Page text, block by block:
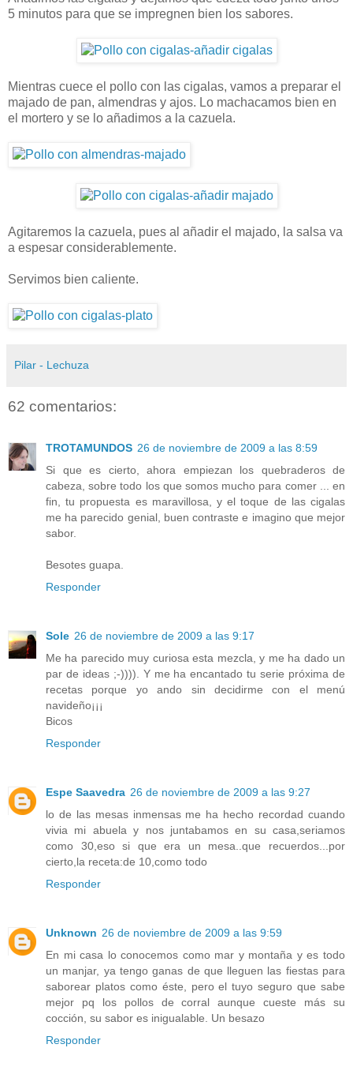
5 minutos para que se impregnen bien los sabores.
Mientras cuece el pollo con las cigalas, vamos a preparar el
majado de pan, almendras y ajos. Lo machacamos bien en
el mortero y se lo añadimos a la cazuela.
Agitaremos la cazuela, pues al añadir el majado, la salsa va
a espesar considerablemente.
Servimos bien caliente.
Pilar - Lechuza
62 comentarios:
TROTAMUNDOS 26 de noviembre de 2009 a las 8:59
Si que es cierto, ahora empiezan los quebraderos de
cabeza, sobre todo los que somos mucho para comer ... en
fin, tu propuesta es maravillosa, y el toque de las cigalas
me ha parecido genial, buen contraste e imagino que mejor
sabor.
Besotes guapa.
Responder
Sole 26 de noviembre de 2009 a las 9:17
Me ha parecido muy curiosa esta mezcla, y me ha dado un
par de ideas ;-)))). Y me ha encantado tu serie próxima de
recetas porque yo ando sin decidirme con el menú
navideño¡¡¡
Bicos
Responder
Espe Saavedra 26 de noviembre de 2009 a las 9:27
lo de las mesas inmensas me ha hecho recordad cuando
vivia mi abuela y nos juntabamos en su casa,seriamos
como 30,eso si que era un mesa..que recuerdos...por
cierto,la receta:de 10,como todo
Responder
Unknown 26 de noviembre de 2009 a las 9:59
En mi casa lo conocemos como mar y montaña y es todo
un manjar, ya tengo ganas de que lleguen las fiestas para
saborear platos como éste, pero el tuyo seguro que sabe
mejor pq los pollos de corral aunque cueste más su
cocción, su sabor es inigualable. Un besazo
Responder